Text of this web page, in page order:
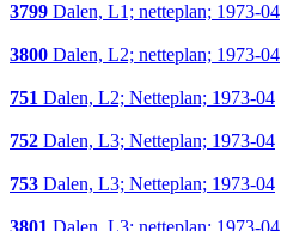
3799 Dalen, L1; netteplan; 1973-04
3800 Dalen, L2; netteplan; 1973-04
751 Dalen, L2; Netteplan; 1973-04
752 Dalen, L3; Netteplan; 1973-04
753 Dalen, L3; Netteplan; 1973-04